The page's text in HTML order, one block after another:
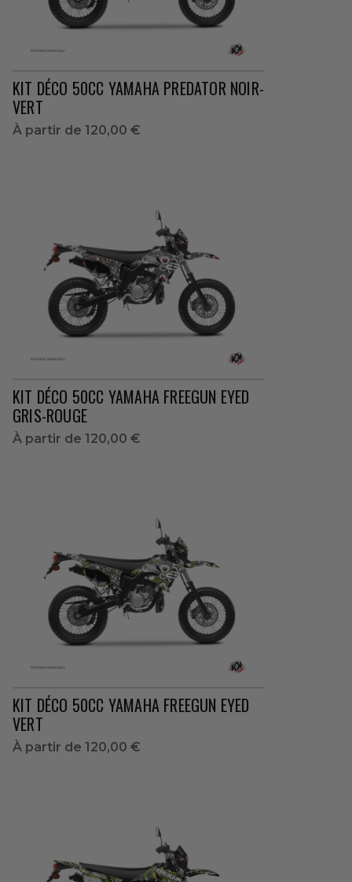
KIT DÉCO 50CC YAMAHA PREDATOR NOIR-
VERT
À partir de 120,00 €
KIT DÉCO 50CC YAMAHA FREEGUN EYED
GRIS-ROUGE
À partir de 120,00 €
KIT DÉCO 50CC YAMAHA FREEGUN EYED
VERT
À partir de 120,00 €